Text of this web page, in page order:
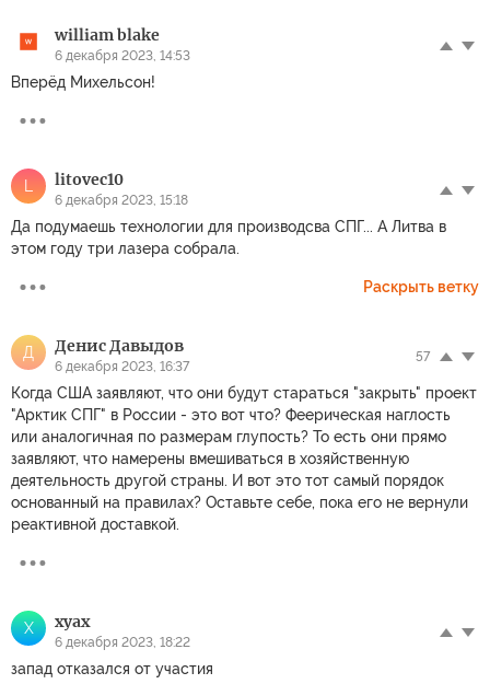
william blake
6 декабря 2023, 14:53
Вперёд Михельсон!
L litovec10
6 декабря 2023, 15:18
Да подумаешь технологии для производсва СПГ... А Литва в
этом году три лазера собрала.
Раскрыть ветку
Д Денис Давыдов
6 декабря 2023, 16:37
57
Когда США заявляют, что они будут стараться "закрыть" проект
"Арктик СПГ" в России - это вот что? Феерическая наглость
или аналогичная по размерам глупость? То есть они прямо
заявляют, что намерены вмешиваться в хозяйственную
деятельность другой страны. И вот это тот самый порядок
основанный на правилах? Оставьте себе, пока его не вернули
реактивной доставкой.
X xyax
6 декабря 2023, 18:22
запад отказался от участия